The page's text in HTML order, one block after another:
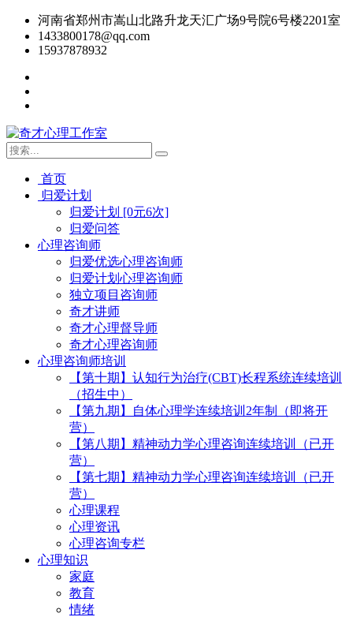
河南省郑州市嵩山北路升龙天汇广场9号院6号楼2201室
1433800178@qq.com
15937878932
首页
归爱计划
归爱计划 [0元6次]
归爱问答
心理咨询师
归爱优选心理咨询师
归爱计划心理咨询师
独立项目咨询师
奇才讲师
奇才心理督导师
奇才心理咨询师
心理咨询师培训
【第十期】认知行为治疗(CBT)长程系统连续培训
（招生中）
【第九期】自体心理学连续培训2年制（即将开
营）
【第八期】精神动力学心理咨询连续培训（已开
营）
【第七期】精神动力学心理咨询连续培训（已开
营）
心理课程
心理资讯
心理咨询专栏
心理知识
家庭
教育
情绪